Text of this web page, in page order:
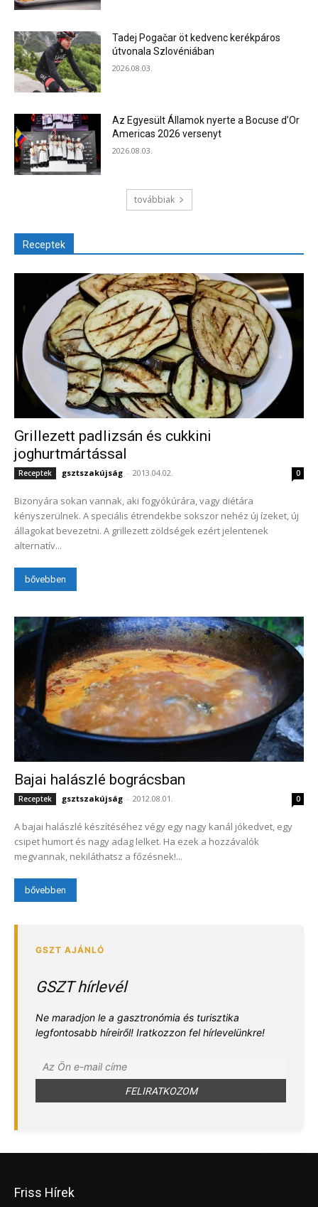
Tadej Pogačar öt kedvenc kerékpáros
útvonala Szlovéniában
2026.08.03.
Az Egyesült Államok nyerte a Bocuse d’Or
Americas 2026 versenyt
2026.08.03.
továbbiak
Receptek
Grillezett padlizsán és cukkini
joghurtmártással
Receptek gsztszakújság - 2013.04.02. 0
Bizonyára sokan vannak, aki fogyókúrára, vagy diétára
kényszerülnek. A speciális étrendekbe sokszor nehéz új ízeket, új
állagokat bevezetni. A grillezett zöldségek ezért jelentenek
alternatív...
bővebben
Bajai halászlé bográcsban
Receptek gsztszakújság - 2012.08.01. 0
A bajai halászlé készítéséhez végy egy nagy kanál jókedvet, egy
csipet humort és nagy adag lelket. Ha ezek a hozzávalók
megvannak, nekiláthatsz a főzésnek!...
bővebben
GSZT hírlevél
Ne maradjon le a gasztronómia és turisztika
legfontosabb híreiről! Iratkozzon fel hírlevelünkre!
Friss Hírek